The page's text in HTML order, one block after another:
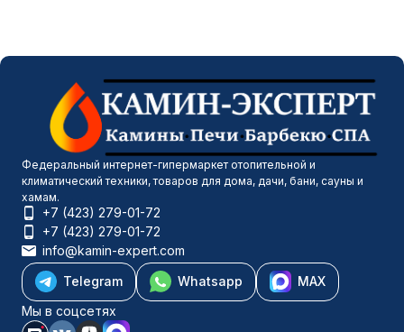
Федеральный интернет-гипермаркет отопительной и
климатический техники, товаров для дома, дачи, бани, сауны и
хамам.
+7 (423) 279-01-72
+7 (423) 279-01-72
info@kamin-expert.com
Telegram
Whatsapp
MAX
Мы в соцсетях